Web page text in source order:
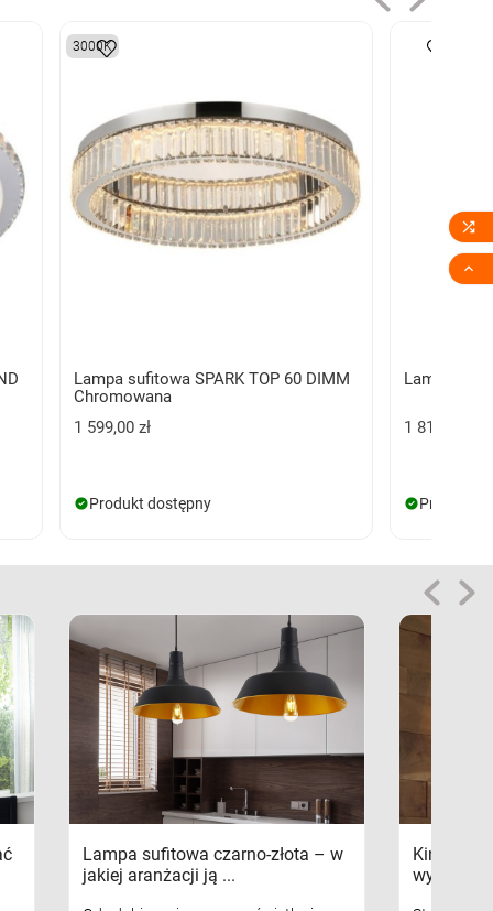
3000K
Lampa sufitowa SPARK TOP 60 DIMM
Chromowana
1 599,00 zł
Produkt dostępny
Lampa
1 815,00 zł
Produkt
Lampa sufitowa czarno-złota – w
jakiej aranżacji ją ...
Kinkiety

